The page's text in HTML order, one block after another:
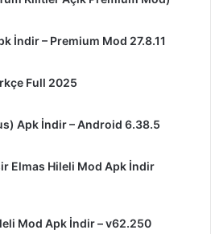
İndir – Premium Mod 27.8.11
Full 2025
Apk İndir – Android 6.38.5
Elmas Hileli Mod Apk İndir
Mod Apk İndir – v62.250